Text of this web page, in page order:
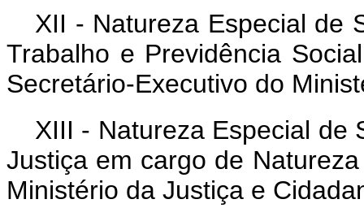
XII - Natureza Especial de
Trabalho e Previdência
Secretário-Executivo do
XIII - Natureza Especial de
Justiça em cargo de
Ministério da Justiça e